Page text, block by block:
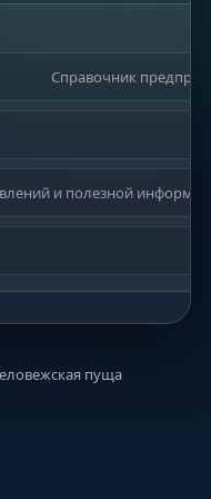
Справочник
и полезной
пуща